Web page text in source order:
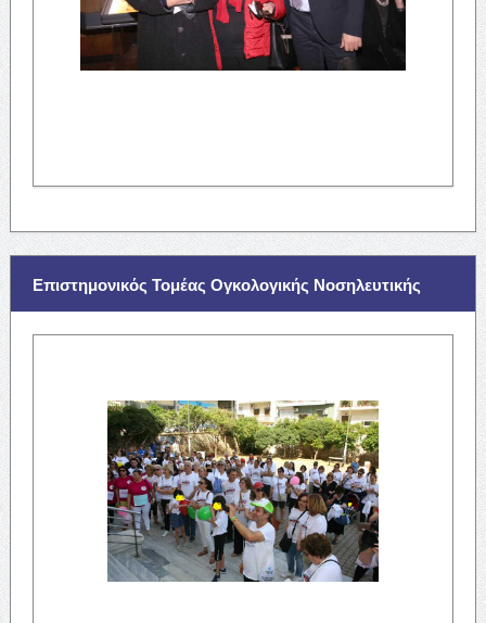
Επιστημονικός Τομέας Ογκολογικής Νοσηλευτικής